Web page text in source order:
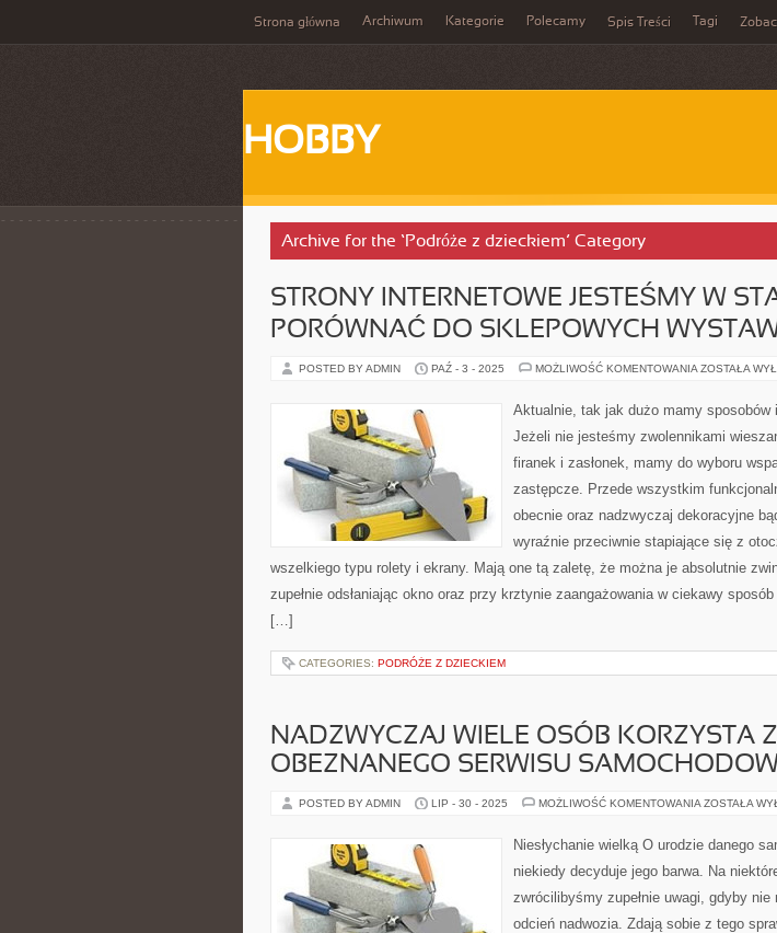
Strona główna Archiwum Kategorie Polecamy Spis Treści Tagi
HOBBY
Archive for the ‘Podróże z dzieckiem’ Category
STRONY INTERNETOWE JESTEŚMY W
PORÓWNAĆ DO SKLEPOWYCH
POSTED BY ADMIN PAŹ - 3 - 2025 MOŻLIWOŚĆ KOMENTOWANIA STRONY
STANIE
DO
WYSTAW
ZOSTAŁA
Aktualnie, tak jak dużo mamy sposobów
Jeżeli nie jesteśmy zwolennikami
firanek i zasłonek, mamy do wyboru
zastępcze. Przede wszystkim
obecnie oraz nadzwyczaj dekoracyjne
wyraźnie przeciwnie stapiające się z
wszelkiego typu rolety i ekrany. Mają one tą zaletę, że można je absolutnie
zupełnie odsłaniając okno oraz przy krztynie zaangażowania w ciekawy
[…]
CATEGORIES: PODRÓŻE Z DZIECKIEM
NADZWYCZAJ WIELE OSÓB KORZYSTA
OBEZNANEGO SERWISU
POSTED BY ADMIN LIP - 30 - 2025 MOŻLIWOŚĆ KOMENTOWANIA NADZWYCZAJ
KORZYSTA
Z
ZOSTAŁA
Niesłychanie wielką O urodzie danego
niekiedy decyduje jego barwa. Na
zwrócilibyśmy zupełnie uwagi, gdyby nie
odcień nadwozia. Zdają sobie z tego